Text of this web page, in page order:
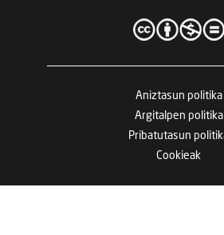
Aniztasun politika
Argitalpen politika
Pribatutasun
Cookieak